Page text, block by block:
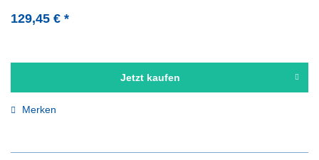
129,45 € *
Jetzt kaufen
Merken